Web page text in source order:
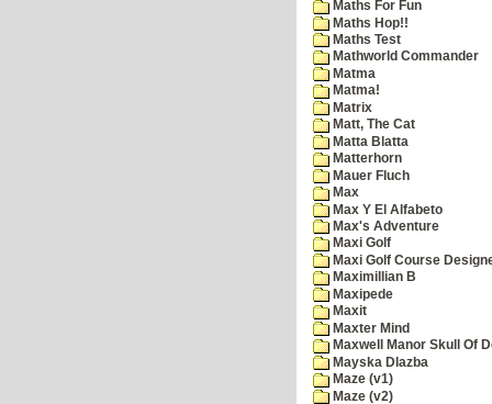
Maths For Fun
Maths Hop!!
Maths Test
Mathworld Commander
Matma
Matma!
Matrix
Matt, The Cat
Matta Blatta
Matterhorn
Mauer Fluch
Max
Max Y El Alfabeto
Max's Adventure
Maxi Golf
Maxi Golf Course
Maximillian B
Maxipede
Maxit
Maxter Mind
Maxwell Manor Skull Of
Mayska Dlazba
Maze (v1)
Maze (v2)